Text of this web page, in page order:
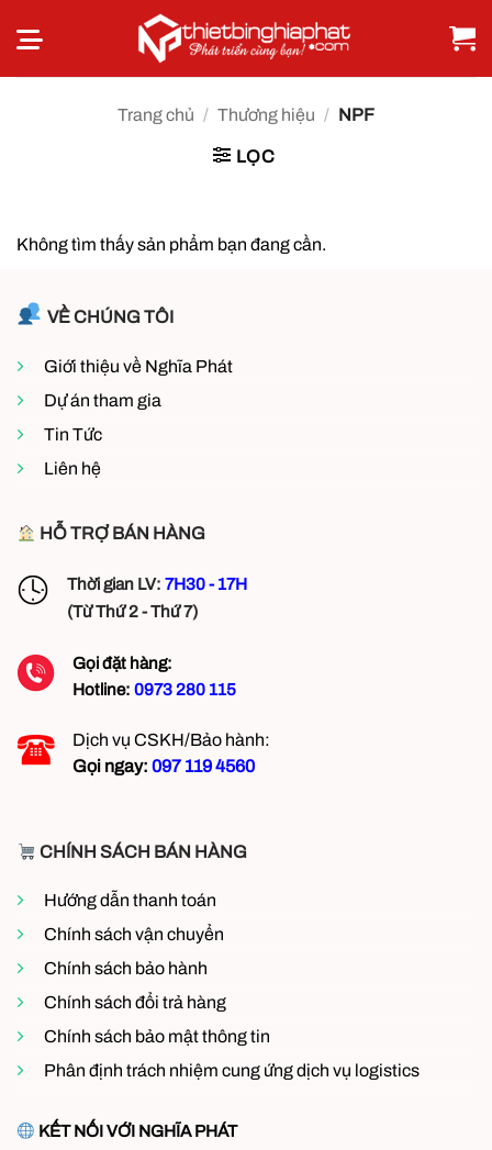
qua
Trang chủ / Thương hiệu / NPF
LỌC
Không tìm thấy sản phẩm bạn đang cần.
VỀ CHÚNG TÔI
Giới thiệu về Nghĩa Phát
Dự án tham gia
Tin Tức
Liên hệ
HỖ TRỢ BÁN HÀNG
Thời gian LV: 7H30 - 17H
(Từ Thứ 2 - Thứ 7)
Gọi đặt hàng:
Hotline: 0973 280 115
Dịch vụ CSKH/Bảo hành:
Gọi ngay: 097 119 4560
CHÍNH SÁCH BÁN HÀNG
Hướng dẫn thanh toán
Chính sách vận chuyển
Chính sách bảo hành
Chính sách đổi trả hàng
Chính sách bảo mật thông tin
Phân định trách nhiệm cung ứng dịch vụ logistics
KẾT NỐI VỚI NGHĨA PHÁT